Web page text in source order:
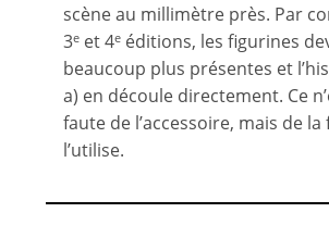
scène au millimètre près. Par
3e et 4e éditions, les figurines
beaucoup plus présentes et
a) en découle directement. Ce
faute de l’accessoire, mais de
l’utilise.